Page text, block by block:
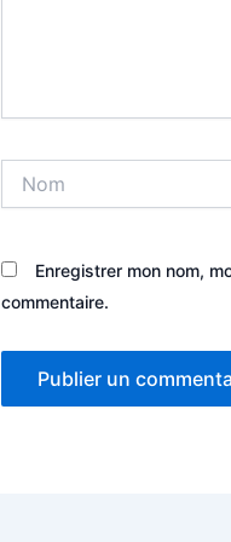
Enregistrer mon nom,
commentaire.